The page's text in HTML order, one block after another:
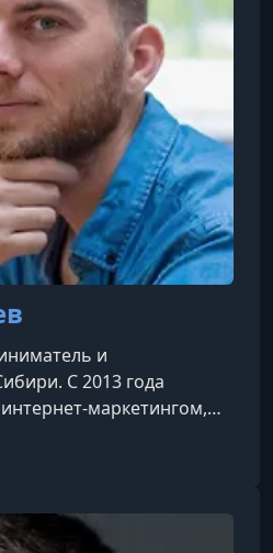
и
С 2013 года
маркетингом,
кампаниями в Яндекс
сотрудничая с
кампаний с
рублей в месяц, охватив